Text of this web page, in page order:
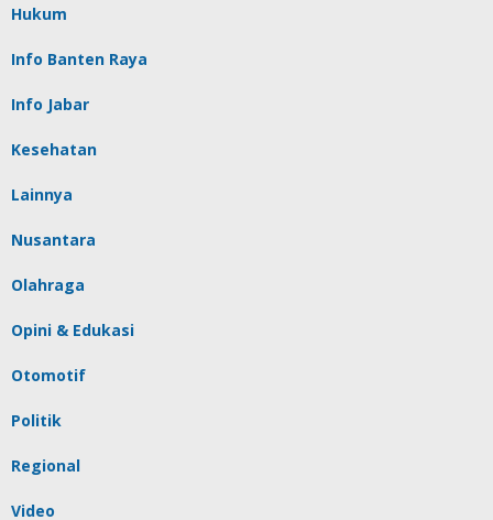
Hukum
Info Banten Raya
Info Jabar
Kesehatan
Lainnya
Nusantara
Olahraga
Opini & Edukasi
Otomotif
Politik
Regional
Video